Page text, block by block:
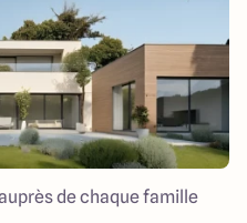
de chaque famille